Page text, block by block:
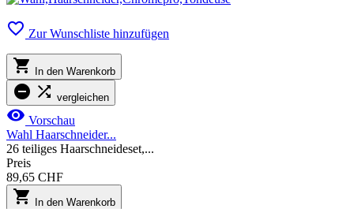
 Zur Wunschliste hinzufügen
 In den Warenkorb
  vergleichen
 Vorschau
Wahl Haarschneider...
26 teiliges Haarschneideset,...
Preis
89,65 CHF
 In den Warenkorb